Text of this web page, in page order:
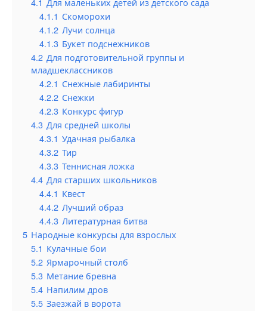
4.1.1 Скоморохи
4.1.2 Лучи солнца
4.1.3 Букет подснежников
4.2 Для подготовительной группы и
младшеклассников
4.2.1 Снежные лабиринты
4.2.2 Снежки
4.2.3 Конкурс фигур
4.3 Для средней школы
4.3.1 Удачная рыбалка
4.3.2 Тир
4.3.3 Теннисная ложка
4.4 Для старших школьников
4.4.1 Квест
4.4.2 Лучший образ
4.4.3 Литературная битва
5 Народные конкурсы для взрослых
5.1 Кулачные бои
5.2 Ярмарочный столб
5.3 Метание бревна
5.4 Напилим дров
5.5 Заезжай в ворота